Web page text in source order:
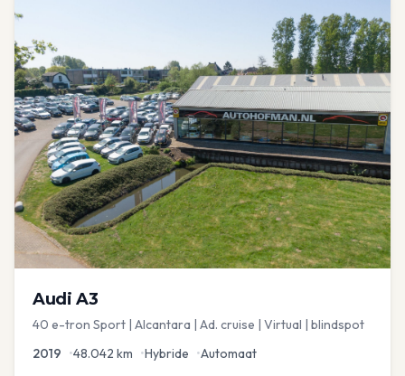
Audi A3
40 e-tron Sport | Alcantara | Ad. cruise | Virtual | blindspot
2019 •48.042 km •Hybride •Automaat